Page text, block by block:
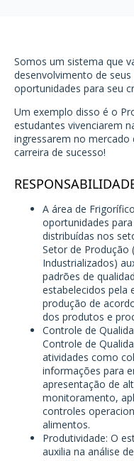
Somos um sistema que
desenvolvimento de
oportunidades para seu
Um exemplo disso é o
estudantes vivenciarem
ingressarem no
carreira de sucesso!
A área de
oportunidades
distribuídas nos
Setor de Produção
Industrializados)
padrões de
estabelecidos pela
produção de
dos produtos e
Controle de
Controle de
atividades como
informações para
apresentação de
monitoramento,
controles
alimentos.
Produtividade: O
auxilia na análise